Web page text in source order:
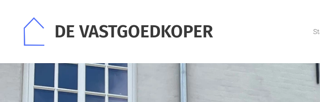
DE VASTGOEDKOPER